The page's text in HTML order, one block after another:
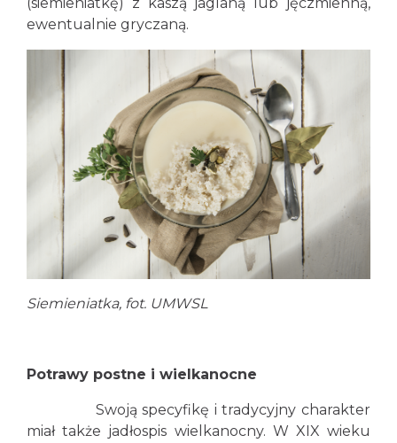
ewentualnie gryczaną.
Siemieniatka, fot. UMWSL
Potrawy postne i wielkanocne
Swoją specyfikę i tradycyjny charakter
miał także jadłospis wielkanocny. W XIX wieku